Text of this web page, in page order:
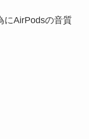
にAirPodsの音質